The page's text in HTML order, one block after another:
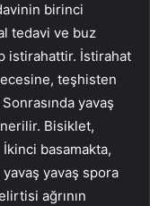
birinci
tedavi ve buz
istirahattir. İstirahat
teşhisten
yavaş
Bisiklet,
basamakta,
yavaş spora
ağrının